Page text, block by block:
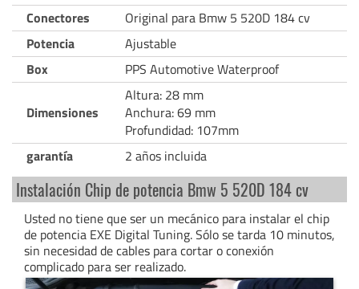
Conectores
Original para Bmw 5 520D 184 cv
Potencia
Ajustable
Box
PPS Automotive Waterproof
Dimensiones
Altura: 28 mm
Anchura: 69 mm
Profundidad: 107mm
garantía
2 años incluida
Instalación Chip de potencia Bmw 5 520D 184 cv
Usted no tiene que ser un mecánico para instalar el chip
de potencia EXE Digital Tuning. Sólo se tarda 10 minutos,
sin necesidad de cables para cortar o conexión
complicado para ser realizado.